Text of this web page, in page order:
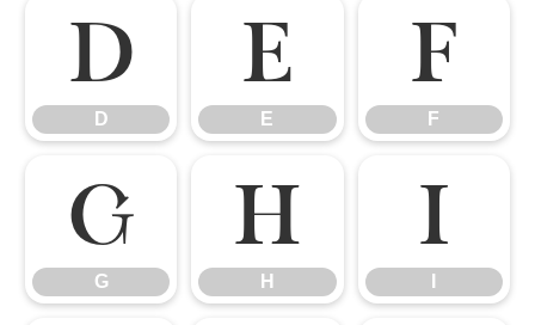
D
D
E
E
F
F
G
G
H
H
I